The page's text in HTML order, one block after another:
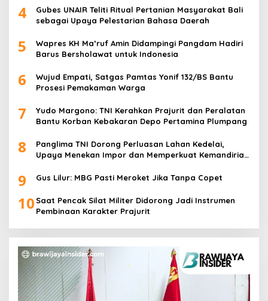
4
Gubes UNAIR Teliti Ritual Pertanian Masyarakat Bali
sebagai Upaya Pelestarian Bahasa Daerah
5
Wapres KH Ma’ruf Amin Didampingi Pangdam Hadiri
Barus Bersholawat untuk Indonesia
6
Wujud Empati, Satgas Pamtas Yonif 132/BS Bantu
Prosesi Pemakaman Warga
7
Yudo Margono: TNI Kerahkan Prajurit dan Peralatan
Bantu Korban Kebakaran Depo Pertamina Plumpang
8
Panglima TNI Dorong Perluasan Lahan Kedelai,
Upaya Menekan Impor dan Memperkuat Kemandirian
9 Gus Lilur: MBG Pasti Meroket Jika Tanpa Copet
10 Saat Pencak Silat Militer Didorong Jadi Instrumen
Pembinaan Karakter Prajurit